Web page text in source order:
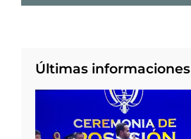
Últimas informaciones